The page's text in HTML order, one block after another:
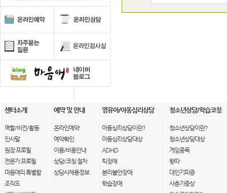
센터소개 예약 및 안내 영유아/아동심리상담 청소년상담/학습코칭
역할/비전/활동
인사말
원장 프로필
전문가 프로필
마음애의 특별함
조직도
온라인예약
예약확인
이용/비용안내
상담/코칭 절차
상담사채용정보
아동심리상담이란?
아동심리상담대상
ADHD
틱장애
분리불안장애
학습장애
청소년상담이란?
청소년상담대상
게임중독
왕따
대인기피증
사춘기증상